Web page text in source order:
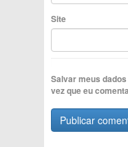
Site
Salvar meus
vez que eu